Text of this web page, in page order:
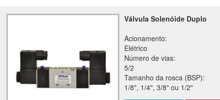
Válvula Solenóide Duplo
Acionamento:
Elétrico
Número de vias:
5/2
Tamanho da rosca (BSP):
1/8", 1/4", 3/8" ou 1/2"